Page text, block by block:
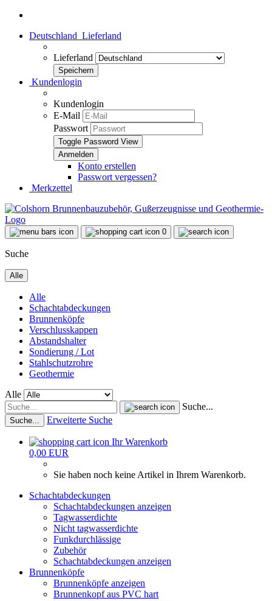
Deutschland Lieferland
Lieferland
Kundenlogin
Kundenlogin
E-Mail
Passwort
Toggle Password View
Konto erstellen
Passwort vergessen?
Merkzettel
0
Suche
Alle
Alle
Schachtabdeckungen
Brunnenköpfe
Verschlusskappen
Abstandshalter
Sondierung / Lot
Stahlschutzrohre
Geothermie
Alle
Suche...
Suche... Erweiterte Suche
Ihr Warenkorb
0,00 EUR
Sie haben noch keine Artikel in Ihrem Warenkorb.
Schachtabdeckungen
Schachtabdeckungen anzeigen
Tagwasserdichte
Nicht tagwasserdichte
Funkdurchlässige
Zubehör
Schachtabdeckungen anzeigen
Brunnenköpfe
Brunnenköpfe anzeigen
Brunnenkopf aus PVC hart